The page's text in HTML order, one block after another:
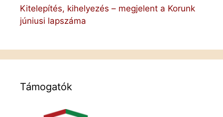
Kitelepítés, kihelyezés – megjelent a Korunk
júniusi lapszáma
Támogatók